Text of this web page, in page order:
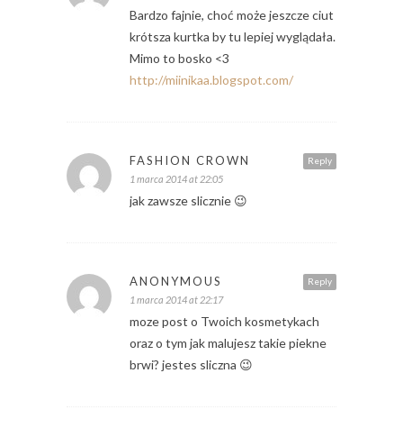
Bardzo fajnie, choć może jeszcze ciut
krótsza kurtka by tu lepiej wyglądała.
Mimo to bosko <3
http://miinikaa.blogspot.com/
Reply
FASHION CROWN
1 marca 2014 at 22:05
jak zawsze slicznie 😉
Reply
ANONYMOUS
1 marca 2014 at 22:17
moze post o Twoich kosmetykach
oraz o tym jak malujesz takie piekne
brwi? jestes sliczna 😉